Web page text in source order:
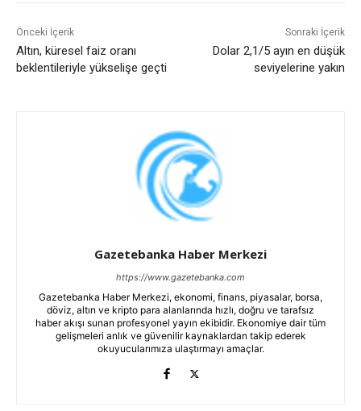
Önceki İçerik
Altın, küresel faiz oranı
beklentileriyle yükselişe geçti
Sonraki İçerik
Dolar 2,1/5 ayın en düşük
seviyelerine yakın
Gazetebanka Haber Merkezi
https://www.gazetebanka.com
Gazetebanka Haber Merkezi, ekonomi, finans, piyasalar, borsa,
döviz, altın ve kripto para alanlarında hızlı, doğru ve tarafsız
haber akışı sunan profesyonel yayın ekibidir. Ekonomiye dair tüm
gelişmeleri anlık ve güvenilir kaynaklardan takip ederek
okuyucularımıza ulaştırmayı amaçlar.